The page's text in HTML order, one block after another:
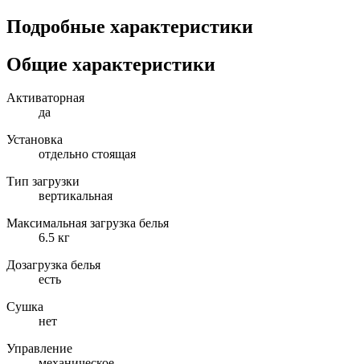
Подробные характеристики
Общие характеристики
Активаторная
да
Установка
отдельно стоящая
Тип загрузки
вертикальная
Максимальная загрузка белья
6.5 кг
Дозагрузка белья
есть
Сушка
нет
Управление